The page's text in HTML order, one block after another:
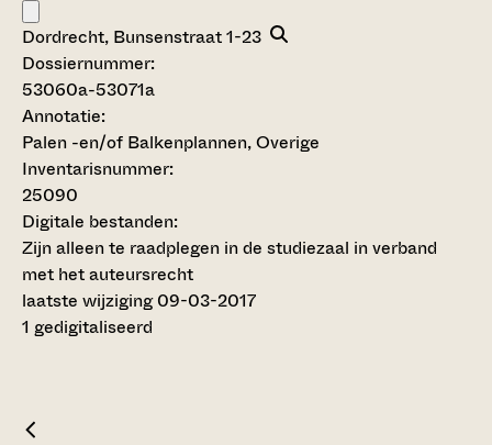
Dordrecht, Bunsenstraat 1-23
Dossiernummer:
53060a-53071a
Annotatie:
Palen -en/of Balkenplannen, Overige
Inventarisnummer:
25090
Digitale bestanden:
Zijn alleen te raadplegen in de studiezaal in verband
met het auteursrecht
laatste wijziging 09-03-2017
1 gedigitaliseerd